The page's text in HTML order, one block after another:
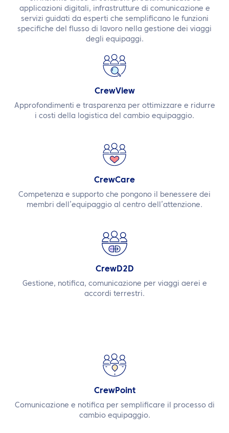
applicazioni digitali, infrastrutture di comunicazione e
servizi guidati da esperti che semplificano le funzioni
specifiche del flusso di lavoro nella gestione dei viaggi
degli equipaggi.
CrewView
Approfondimenti e trasparenza per ottimizzare e ridurre
i costi della logistica del cambio equipaggio.
CrewCare
Competenza e supporto che pongono il benessere dei
membri dell’equipaggio al centro dell’attenzione.
CrewD2D
Gestione, notifica, comunicazione per viaggi aerei e
accordi terrestri.
CrewPoint
Comunicazione e notifica per semplificare il processo di
cambio equipaggio.